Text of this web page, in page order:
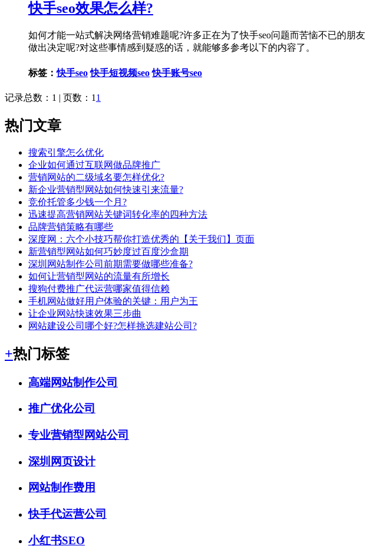
快手seo效果怎么样?
如何才能一站式解决网络营销难题呢?许多正在为了快手seo问题而苦恼不已的朋
做出决定呢?对这些事情感到疑惑的话，就能够多参考以下的内容了。
标签：快手seo 快手短视频seo 快手账号seo
记录总数：1 | 页数：1 1
热门文章
搜索引擎怎么优化
企业如何通过互联网做品牌推广
营销网站的二级域名要怎样优化?
新企业营销型网站如何快速引来流量?
竞价托管多少钱一个月?
迅速提高营销网站关键词转化率的四种方法
品牌营销策略有哪些
深度网：六个小技巧帮你打造优秀的【关于我们】页面
新营销型网站如何巧妙度过百度沙盒期
深圳网站制作公司前期需要做哪些准备?
如何让营销型网站的流量有所增长
搜狗付费推广代运营哪家值得信赖
手机网站做好用户体验的关键：用户为王
让企业网站快速效果三步曲
网站建设公司哪个好?怎样挑选建站公司?
+热门标签
高端网站制作公司
推广优化公司
专业营销型网站公司
深圳网页设计
网站制作费用
快手代运营公司
小红书SEO